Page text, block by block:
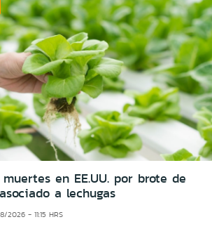
en EE.UU. por brote de
a lechugas
2026 - 11:15 HRS